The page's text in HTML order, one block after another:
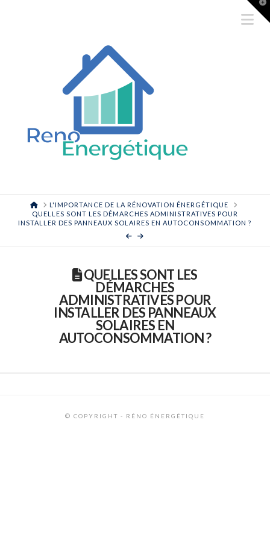
HOMEL'IMPORTANCE DE LA RÉNOVATION ÉNERGÉTIQUE
QUELLES SONT LES DÉMARCHES ADMINISTRATIVES POUR
INSTALLER DES PANNEAUX SOLAIRES EN AUTOCONSOMMATION ?
QUELLES SONT LES
DÉMARCHES
ADMINISTRATIVES POUR
INSTALLER DES PANNEAUX
SOLAIRES EN
AUTOCONSOMMATION ?
© COPYRIGHT - RÉNO ÉNERGÉTIQUE